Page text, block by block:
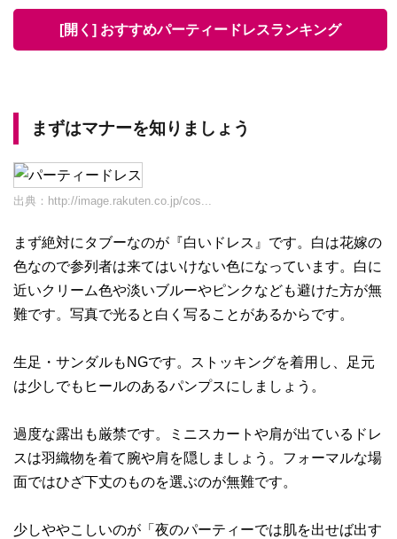
[開く] おすすめパーティードレスランキング
まずはマナーを知りましょう
出典： http://image.rakuten.co.jp/cos...
まず絶対にタブーなのが『白いドレス』です。白は花嫁の
色なので参列者は来てはいけない色になっています。白に
近いクリーム色や淡いブルーやピンクなども避けた方が無
難です。写真で光ると白く写ることがあるからです。
生足・サンダルもNGです。ストッキングを着用し、足元
は少しでもヒールのあるパンプスにしましょう。
過度な露出も厳禁です。ミニスカートや肩が出ているドレ
スは羽織物を着て腕や肩を隠しましょう。フォーマルな場
面ではひざ下丈のものを選ぶのが無難です。
少しややこしいのが「夜のパーティーでは肌を出せば出す